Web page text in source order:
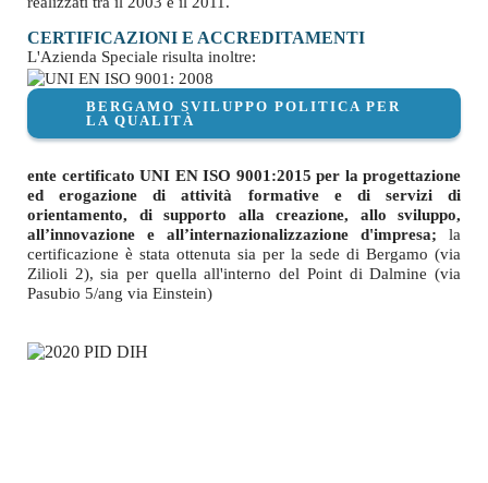
CERTIFICAZIONI E ACCREDITAMENTI
L'Azienda Speciale risulta inoltre:
BERGAMO SVILUPPO POLITICA PER
LA QUALITÀ
ente certificato UNI EN ISO 9001:2015 per la progettazione
ed erogazione di attività formative e di servizi di
orientamento, di supporto alla creazione, allo sviluppo,
all’innovazione e all’internazionalizzazione d'impresa; la
certificazione è stata ottenuta sia per la sede di Bergamo (via
Zilioli 2), sia per quella all'interno del Point di Dalmine (via
Pasubio 5/ang via Einstein)